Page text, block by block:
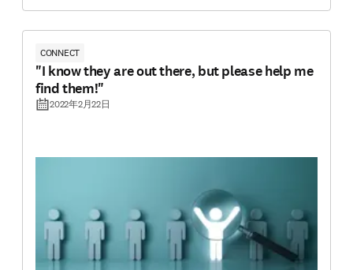
CONNECT
"I know they are out there, but please help me
find them!"
2022年2月22日